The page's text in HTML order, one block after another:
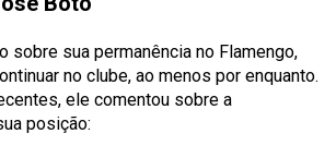
sobre sua permanência no Flamengo,
no clube, ao menos por enquanto.
ele comentou sobre a
posição: